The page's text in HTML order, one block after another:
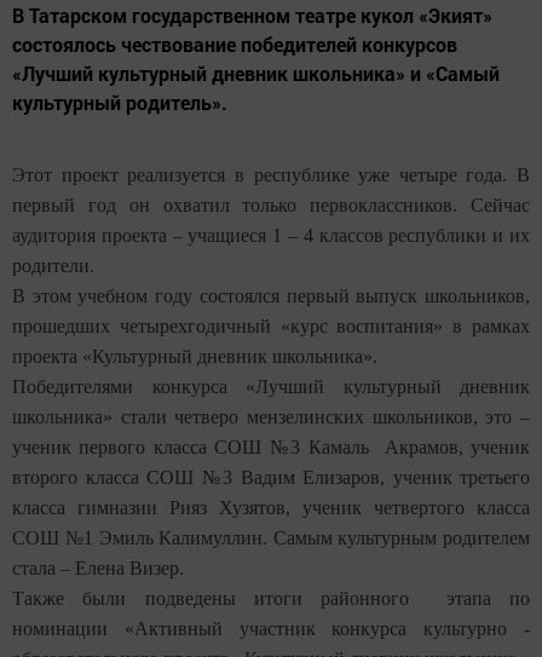
В Татарском государственном театре кукол «Экият»
состоялось чествование победителей конкурсов
«Лучший культурный дневник школьника» и «Самый
культурный родитель».
Этот проект реализуется в республике уже четыре года. В
первый год он охватил только первоклассников. Сейчас
аудитория проекта – учащиеся 1 – 4 классов республики и их
родители.
В этом учебном году состоялся первый выпуск школьников,
прошедших четырехгодичный «курс воспитания» в рамках
проекта «Культурный дневник школьника».
Победителями конкурса «Лучший культурный дневник
школьника» стали четверо мензелинских школьников, это –
ученик первого класса СОШ №3 Камаль Акрамов, ученик
второго класса СОШ №3 Вадим Елизаров, ученик третьего
класса гимназии Рияз Хузятов, ученик четвертого класса
СОШ №1 Эмиль Калимуллин. Самым культурным родителем
стала – Елена Визер.
Также были подведены итоги районного этапа по
номинации «Активный участник конкурса культурно -